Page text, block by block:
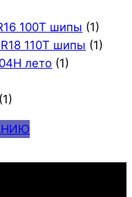
100T шипы (1)
110T шипы (1)
лето (1)
(1)